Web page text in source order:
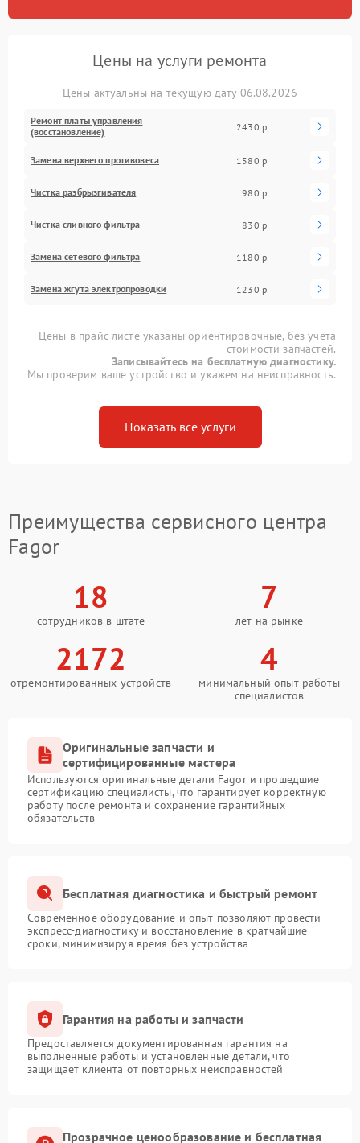
Цены на услуги ремонта
Цены актуальны на текущую дату 06.08.2026
Ремонт платы управления
(восстановление)
2430 р
Замена верхнего противовеса 1580 р
Чистка разбрызгивателя 980 р
Чистка сливного фильтра 830 р
Замена сетевого фильтра 1180 р
Замена жгута электропроводки 1230 р
Цены в прайс-листе указаны ориентировочные, без учета
стоимости запчастей.
Записывайтесь на бесплатную диагностику.
Мы проверим ваше устройство и укажем на неисправность.
Показать все услуги
Преимущества сервисного центра
Fagor
18
сотрудников в штате
7
лет на рынке
2172
отремонтированных устройств
4
минимальный опыт работы
специалистов
Оригинальные запчасти и
сертифицированные мастера
Используются оригинальные детали Fagor и прошедшие
сертификацию специалисты, что гарантирует корректную
работу после ремонта и сохранение гарантийных
обязательств
Бесплатная диагностика и быстрый ремонт
Современное оборудование и опыт позволяют провести
экспресс-диагностику и восстановление в кратчайшие
сроки, минимизируя время без устройства
Гарантия на работы и запчасти
Предоставляется документированная гарантия на
выполненные работы и установленные детали, что
защищает клиента от повторных неисправностей
Прозрачное ценообразование и бесплатная